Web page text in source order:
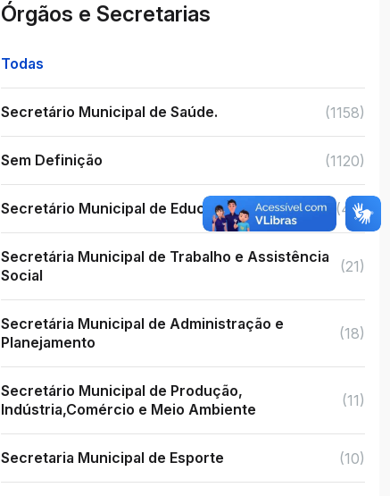
Órgãos e Secretarias
Todas
Secretário Municipal de Saúde. (1158)
Sem Definição (1120)
Secretário Municipal de Educação (48)
Secretária Municipal de Trabalho e Assistência
Social
(21)
Secretária Municipal de Administração e
Planejamento
(18)
Secretário Municipal de Produção,
Indústria,Comércio e Meio Ambiente
(11)
Secretaria Municipal de Esporte (10)